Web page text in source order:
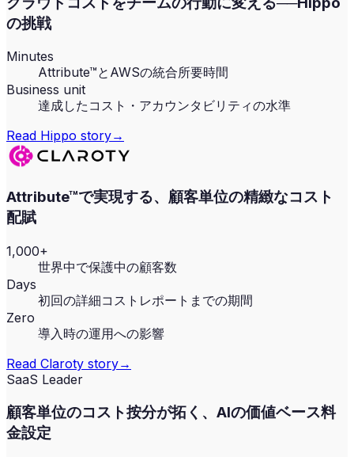
の挑戦
Minutes
Attribute™とAWSの統合所要時間
Business unit
達成したコスト・アカウンタビリティの水準
Read Hippo story→
Attribute™で実現する、顧客単位の精緻なコスト
配賦
1,000+
世界中で保護中の顧客数
Days
初回の詳細コストレポートまでの期間
Zero
導入時の運用への影響
Read Claroty story→
SaaS Leader
顧客単位のコスト按分が拓く、AIの価値ベース料
金設定